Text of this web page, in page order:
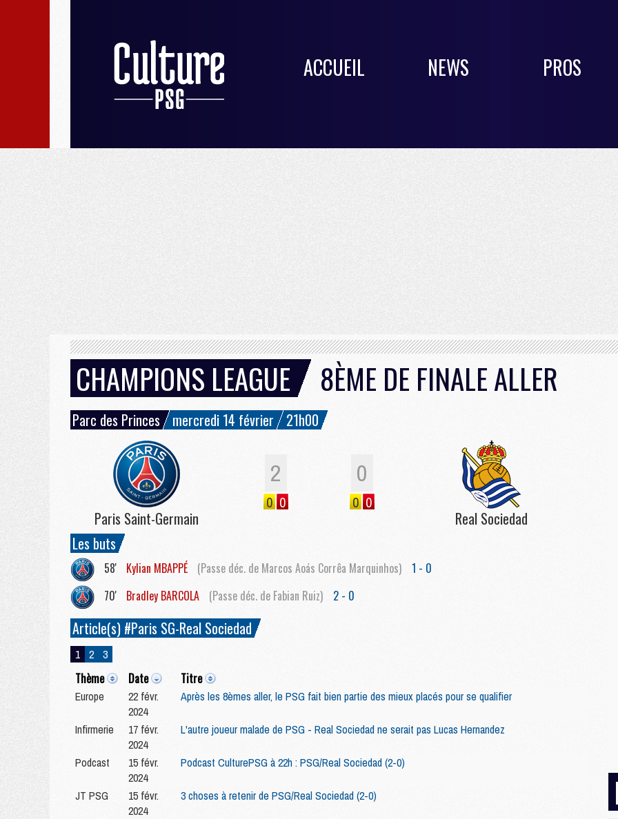
ACCUEIL NEWS PROS
CHAMPIONS LEAGUE 8ÈME DE FINALE ALLER
Parc des Princes mercredi 14 février 21h00
Paris Saint-Germain
2 0
0 0 0 0
Real Sociedad
Les buts
58' Kylian MBAPPÉ (Passe déc. de Marcos Aoás Corrêa Marquinhos)
1 - 0
70'
BradleyBARCOLA (Passe déc. de Fabian Ruiz) 2 - 0
Article(s) #Paris SG-Real Sociedad
1 2 3
Thème Date Titre
Europe
22 févr.
2024
Après les 8èmes aller, le PSG fait bien partie des mieux placés pour se qualifier
Infirmerie
17 févr.
2024
L'autre joueur malade de PSG - Real Sociedad ne serait pas Lucas Hernandez
Podcast
15 févr.
2024
Podcast CulturePSG à 22h : PSG/Real Sociedad (2-0)
JT PSG
15 févr.
2024
3 choses à retenir de PSG/Real Sociedad (2-0)